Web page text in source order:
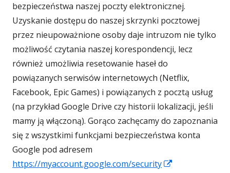
bezpieczeństwa naszej poczty elektronicznej.
Uzyskanie dostępu do naszej skrzynki pocztowej
przez nieupoważnione osoby daje intruzom nie tylko
możliwość czytania naszej korespondencji, lecz
również umożliwia resetowanie haseł do
powiązanych serwisów internetowych (Netflix,
Facebook, Epic Games) i powiązanych z pocztą usług
(na przykład Google Drive czy historii lokalizacji, jeśli
mamy ją włączoną). Gorąco zachęcamy do zapoznania
się z wszystkimi funkcjami bezpieczeństwa konta
Google pod adresem
https://myaccount.google.com/security